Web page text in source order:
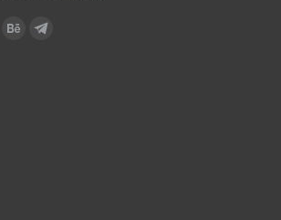
BehanceTelegram